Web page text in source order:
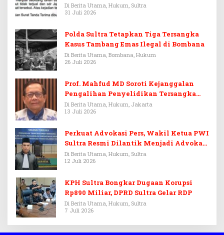
Di Berita Utama, Hukum, Sultra
31 Juli 2026
Polda Sultra Tetapkan Tiga Tersangka
Kasus Tambang Emas Ilegal di Bombana
Di Berita Utama, Bombana, Hukum
26 Juli 2026
Prof. Mahfud MD Soroti Kejanggalan
Pengalihan Penyelidikan Tersangka
Febrie Adriansyah
Di Berita Utama, Hukum, Jakarta
13 Juli 2026
Perkuat Advokasi Pers, Wakil Ketua PWI
Sultra Resmi Dilantik Menjadi Advokat
PERADI
Di Berita Utama, Hukum, Sultra
12 Juli 2026
KPH Sultra Bongkar Dugaan Korupsi
Rp890 Miliar, DPRD Sultra Gelar RDP
Di Berita Utama, Hukum, Sultra
7 Juli 2026